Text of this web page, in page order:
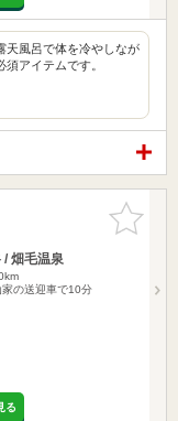
天風呂で体を冷やしなが
アイテムです。
お気に入
りに追加
/ 畑毛温泉
の送迎車で10分
る